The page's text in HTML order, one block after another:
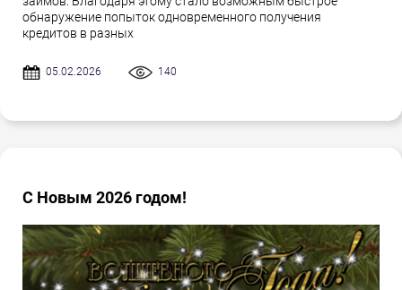
обнаружение попыток одновременного получения
кредитов в разных
05.02.2026 140
С Новым 2026 годом!